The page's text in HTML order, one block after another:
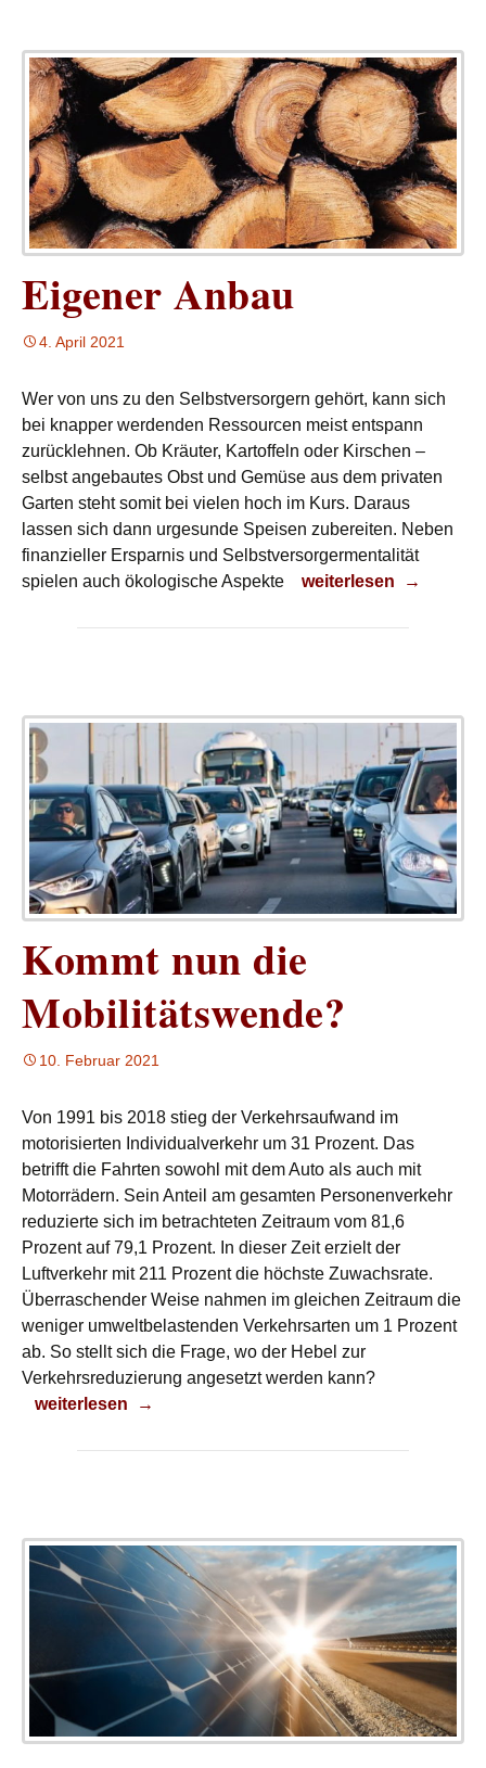
Eigener Anbau
4. April 2021
Wer von uns zu den Selbstversorgern gehört, kann sich
bei knapper werdenden Ressourcen meist entspann
zurücklehnen. Ob Kräuter, Kartoffeln oder Kirschen –
selbst angebautes Obst und Gemüse aus dem privaten
Garten steht somit bei vielen hoch im Kurs. Daraus
lassen sich dann urgesunde Speisen zubereiten. Neben
finanzieller Ersparnis und Selbstversorgermentalität
spielen auch ökologische Aspekte
Eigener Anbau
weiterlesen →
Kommt nun die
Mobilitätswende?
10. Februar 2021
Von 1991 bis 2018 stieg der Verkehrsaufwand im
motorisierten Individualverkehr um 31 Prozent. Das
betrifft die Fahrten sowohl mit dem Auto als auch mit
Motorrädern. Sein Anteil am gesamten Personenverkehr
reduzierte sich im betrachteten Zeitraum vom 81,6
Prozent auf 79,1 Prozent. In dieser Zeit erzielt der
Luftverkehr mit 211 Prozent die höchste Zuwachsrate.
Überraschender Weise nahmen im gleichen Zeitraum die
weniger umweltbelastenden Verkehrsarten um 1 Prozent
ab. So stellt sich die Frage, wo der Hebel zur
Verkehrsreduzierung angesetzt werden kann?
Kommt nun die Mobilitätswende?
weiterlesen →